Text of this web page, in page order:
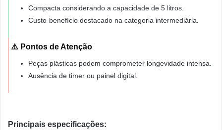
Compacta considerando a capacidade de 5 litros.
Custo-benefício destacado na categoria intermediária.
⚠️ Pontos de Atenção
Peças plásticas podem comprometer longevidade intensa.
Ausência de timer ou painel digital.
Principais especificações: